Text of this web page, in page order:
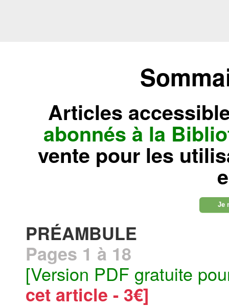
Articles
abonnés à la
vente pour les
Je
PRÉAMBULE
Pages 1 à 18
[Version PDF gratuite
cet article - 3€]